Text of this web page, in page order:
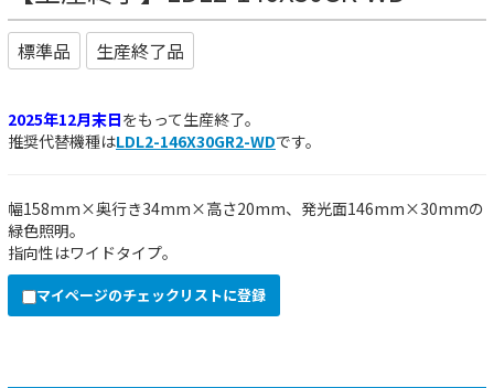
標準品 生産終了品
2025年12月末日をもって生産終了。
推奨代替機種はLDL2-146X30GR2-WDです。
幅158mm×奥行き34mm×高さ20mm、発光面146mm×30mmの
緑色照明。
指向性はワイドタイプ。
マイページのチェックリストに登録